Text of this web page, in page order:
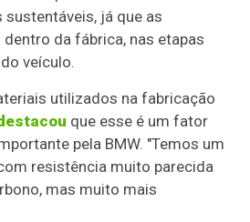
sustentáveis, já que as
da fábrica, nas etapas
veículo.
utilizados na fabricação
que esse é um fator
pela BMW. "Temos um
resistência muito parecida
mas muito mais